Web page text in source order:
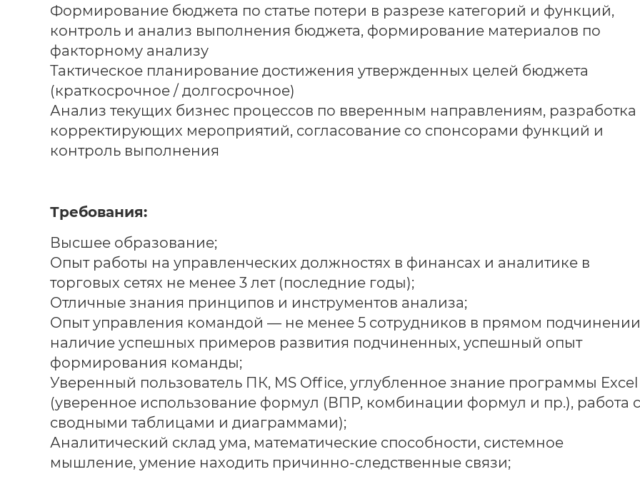
Формирование бюджета по статье потери в разрезе категорий и функций,
контроль и анализ выполнения бюджета, формирование материалов по
факторному анализу
Тактическое планирование достижения утвержденных целей бюджета
(краткосрочное / долгосрочное)
Анализ текущих бизнес процессов по вверенным направлениям, разработка
корректирующих мероприятий, согласование со спонсорами функций и
контроль выполнения
Требования:
Высшее образование;
Опыт работы на управленческих должностях в финансах и аналитике в
торговых сетях не менее 3 лет (последние годы);
Отличные знания принципов и инструментов анализа;
Опыт управления командой — не менее 5 сотрудников в прямом
наличие успешных примеров развития подчиненных, успешный опыт
формирования команды;
Уверенный пользователь ПК, MS Office, углубленное знание программы Excel
(уверенное использование формул (ВПР, комбинации формул и пр.), работа
сводными таблицами и диаграммами);
Аналитический склад ума, математические способности, системное
мышление, умение находить причинно-следственные связи;